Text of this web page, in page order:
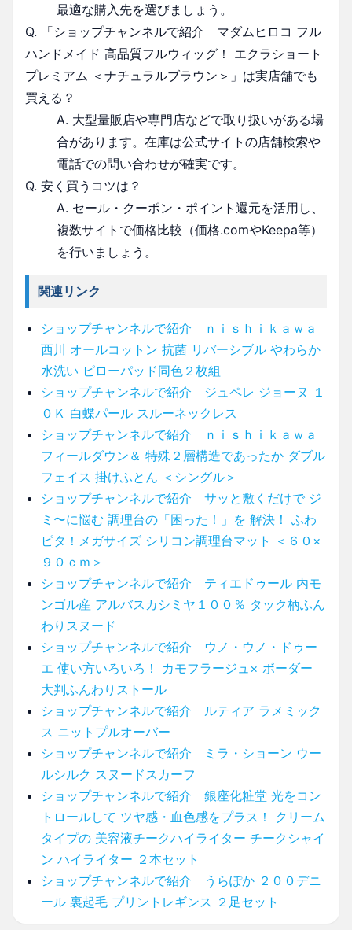
最適な購入先を選びましょう。
Q. 「ショップチャンネルで紹介 マダムヒロコ フル
ハンドメイド 高品質フルウィッグ！ エクラショート
プレミアム ＜ナチュラルブラウン＞」は実店舗でも
買える？
A. 大型量販店や専門店などで取り扱いがある場
合があります。在庫は公式サイトの店舗検索や
電話での問い合わせが確実です。
Q. 安く買うコツは？
A. セール・クーポン・ポイント還元を活用し、
複数サイトで価格比較（価格.comやKeepa等）
を行いましょう。
関連リンク
ショップチャンネルで紹介 ｎｉｓｈｉｋａｗａ
西川 オールコットン 抗菌 リバーシブル やわらか
水洗い ピローパッド同色２枚組
ショップチャンネルで紹介 ジュペレ ジョーヌ １
０Ｋ 白蝶パール スルーネックレス
ショップチャンネルで紹介 ｎｉｓｈｉｋａｗａ
フィールダウン＆ 特殊２層構造であったか ダブル
フェイス 掛けふとん ＜シングル＞
ショップチャンネルで紹介 サッと敷くだけで ジ
ミ〜に悩む 調理台の「困った！」を 解決！ ふわ
ピタ！メガサイズ シリコン調理台マット ＜６０×
９０ｃｍ＞
ショップチャンネルで紹介 ティエドゥール 内モ
ンゴル産 アルバスカシミヤ１００％ タック柄ふん
わりスヌード
ショップチャンネルで紹介 ウノ・ウノ・ドゥー
エ 使い方いろいろ！ カモフラージュ× ボーダー
大判ふんわりストール
ショップチャンネルで紹介 ルティア ラメミック
ス ニットプルオーバー
ショップチャンネルで紹介 ミラ・ショーン ウー
ルシルク スヌードスカーフ
ショップチャンネルで紹介 銀座化粧堂 光をコン
トロールして ツヤ感・血色感をプラス！ クリーム
タイプの 美容液チークハイライター チークシャイ
ン ハイライター ２本セット
ショップチャンネルで紹介 うらぽか ２００デニ
ール 裏起毛 プリントレギンス ２足セット